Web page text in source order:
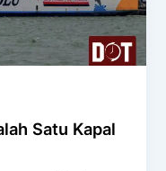
Satu Kapal